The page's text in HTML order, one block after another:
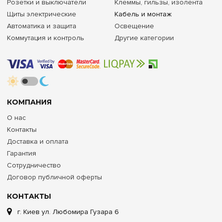
КОНТАКТЫ
г. Киев ул. Любомира Гузара 6
КОМПАНИЯ
О нас
Контакты
Доставка и оплата
Гарантия
Сотрудничество
Договор публичной оферты
Розетки и выключатели
Щиты электрические
Автоматика и защита
Коммутация и контроль
Клеммы, гильзы, изолента
Кабель и монтаж
Освещение
Другие категории